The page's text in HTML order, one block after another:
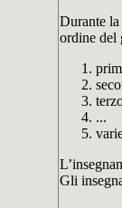
Durante
ordine del
...
Gli